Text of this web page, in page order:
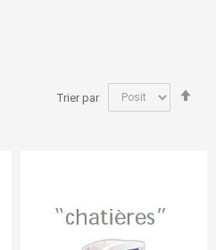
Trier par